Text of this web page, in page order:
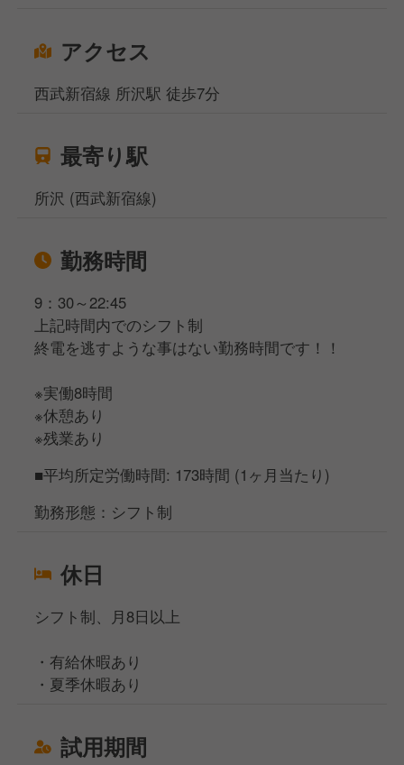
アクセス
西武新宿線 所沢駅 徒歩7分
最寄り駅
所沢 (西武新宿線)
勤務時間
9：30～22:45
上記時間内でのシフト制
終電を逃すような事はない勤務時間です！！
※実働8時間
※休憩あり
※残業あり
■平均所定労働時間: 173時間 (1ヶ月当たり)
勤務形態：シフト制
休日
シフト制、月8日以上
・有給休暇あり
・夏季休暇あり
試用期間